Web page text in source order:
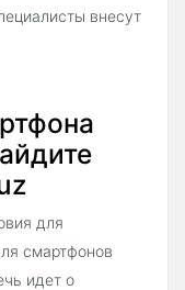
внесут
для
смартфонов
идет о